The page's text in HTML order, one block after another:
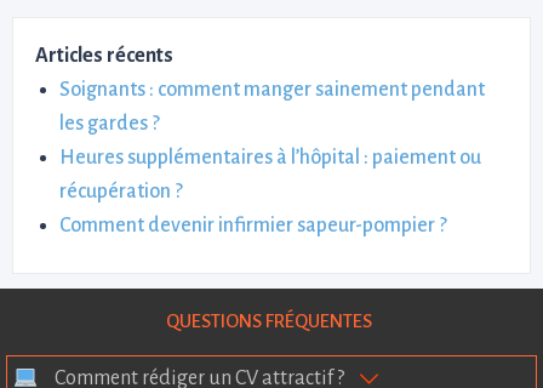
Articles récents
Soignants : comment manger sainement pendant
les gardes ?
Heures supplémentaires à l’hôpital : paiement ou
récupération ?
Comment devenir infirmier sapeur-pompier ?
QUESTIONS FRÉQUENTES
Comment rédiger un CV attractif ?